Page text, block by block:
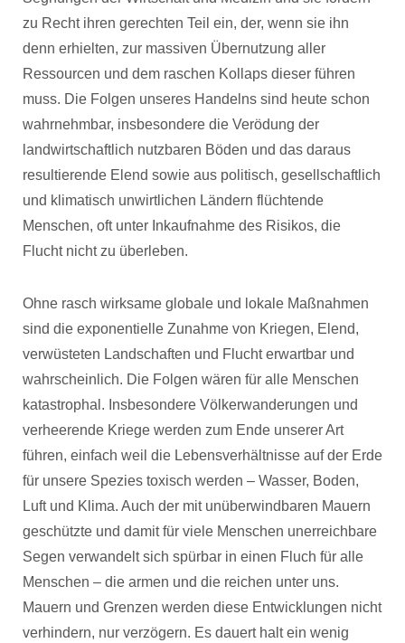
zu Recht ihren gerechten Teil ein, der, wenn sie ihn
denn erhielten, zur massiven Übernutzung aller
Ressourcen und dem raschen Kollaps dieser führen
muss. Die Folgen unseres Handelns sind heute schon
wahrnehmbar, insbesondere die Verödung der
landwirtschaftlich nutzbaren Böden und das daraus
resultierende Elend sowie aus politisch, gesellschaftlich
und klimatisch unwirtlichen Ländern flüchtende
Menschen, oft unter Inkaufnahme des Risikos, die
Flucht nicht zu überleben.
Ohne rasch wirksame globale und lokale Maßnahmen
sind die exponentielle Zunahme von Kriegen, Elend,
verwüsteten Landschaften und Flucht erwartbar und
wahrscheinlich. Die Folgen wären für alle Menschen
katastrophal. Insbesondere Völkerwanderungen und
verheerende Kriege werden zum Ende unserer Art
führen, einfach weil die Lebensverhältnisse auf der Erde
für unsere Spezies toxisch werden – Wasser, Boden,
Luft und Klima. Auch der mit unüberwindbaren Mauern
geschützte und damit für viele Menschen unerreichbare
Segen verwandelt sich spürbar in einen Fluch für alle
Menschen – die armen und die reichen unter uns.
Mauern und Grenzen werden diese Entwicklungen nicht
verhindern, nur verzögern. Es dauert halt ein wenig